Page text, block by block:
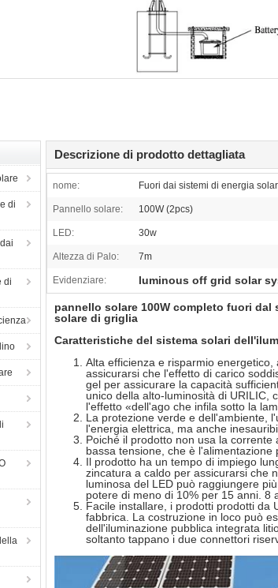
di
di
Descrizione di prodotto dettagliata
nome: Fuori dai sistemi di energia
Pannello solare: 100W (2pcs)
LED: 30w
Altezza di Palo: 7m
Evidenziare: luminous off grid solar
pannello solare 100W completo fuori
solare di griglia
Caratteristiche del sistema solari
Alta efficienza e risparmio
assicurarsi che l'effetto di carico
gel per assicurare la capacità
unico della alto-luminosità di URILIC,
l'effetto «dell'ago che infila sotto la
La protezione verde e dell'ambiente,
l'energia elettrica, ma anche
Poiché il prodotto non usa la
bassa tensione, che è l'alimentazione
Il prodotto ha un tempo di impiego
zincatura a caldo per assicurarsi che
luminosa del LED può raggiungere
potere di meno di 10% per 15 anni. 8
Facile installare, i prodotti prodotti da
fabbrica. La costruzione in loco può
dell'iluminazione pubblica integrata
soltanto tappano i due connettori